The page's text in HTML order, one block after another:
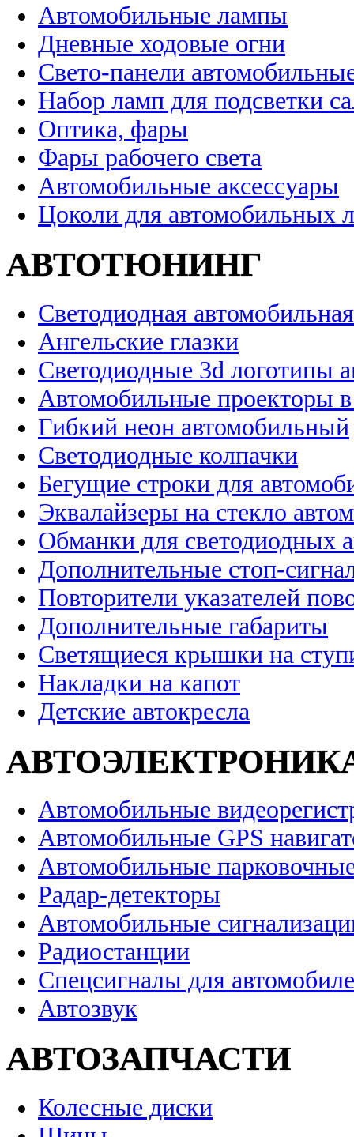
Автомобильные лампы
Дневные ходовые огни
Свето-панели
Набор ламп для подсветки
Оптика, фары
Фары рабочего света
Автомобильные аксессуары
Цоколи для автомобильных
АВТОТЮНИНГ
Светодиодная
Ангельские глазки
Светодиодные 3d логотипы
Автомобильные проекторы
Гибкий неон автомобильный
Светодиодные колпачки
Бегущие строки для
Эквалайзеры на стекло
Обманки для светодиодных
Дополнительные стоп-
Повторители указателей
Дополнительные габариты
Светящиеся крышки на
Накладки на капот
Детские автокресла
Автомобильные
Автомобильные GPS
Автомобильные
Радар-детекторы
Автомобильные
Радиостанции
Спецсигналы для
Автозвук
АВТОЗАПЧАСТИ
Колесные диски